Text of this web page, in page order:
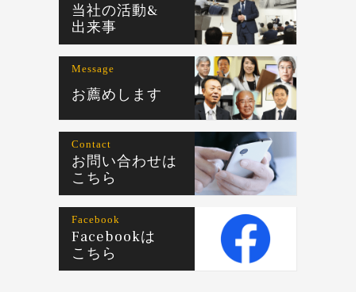
当社の活動&
出来事
Message
お薦めします
Contact
お問い合わせは
こちら
Facebook
Facebookは
こちら